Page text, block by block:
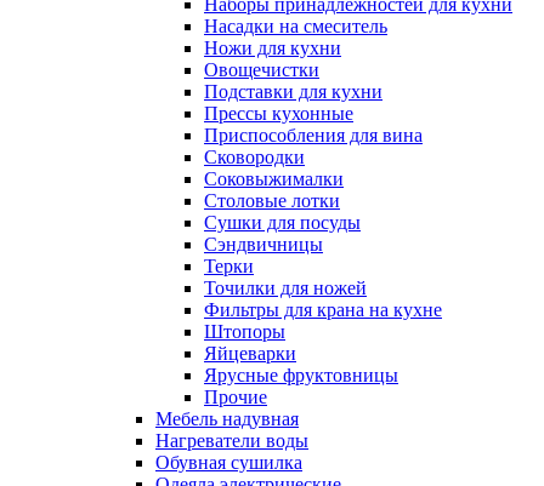
Наборы принадлежностей для кухни
Насадки на смеситель
Ножи для кухни
Овощечистки
Подставки для кухни
Прессы кухонные
Приспособления для вина
Сковородки
Соковыжималки
Столовые лотки
Сушки для посуды
Сэндвичницы
Терки
Точилки для ножей
Фильтры для крана на кухне
Штопоры
Яйцеварки
Ярусные фруктовницы
Прочие
Мебель надувная
Нагреватели воды
Обувная сушилка